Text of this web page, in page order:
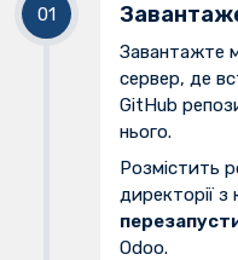
Завантажте
сервер, де
GitHub
нього.
Розмістить
директорії
Odoo.